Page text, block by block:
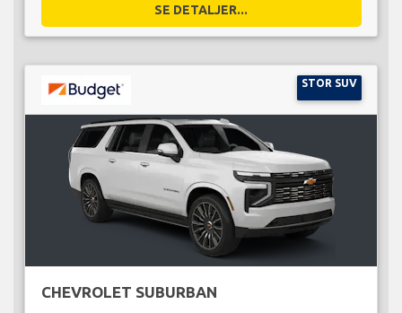
SE DETALJER...
STOR SUV
CHEVROLET SUBURBAN